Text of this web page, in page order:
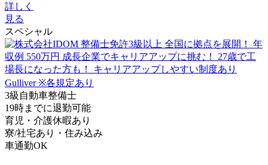
詳しく
見る
スペシャル
3級自動車整備士
19時までに退勤可能
育児・介護休暇あり
寮/社宅あり・住み込み
車通勤OK